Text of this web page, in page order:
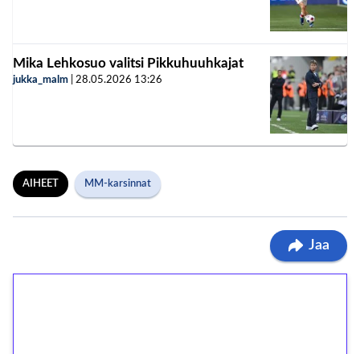
Mika Lehkosuo valitsi Pikkuhuuhkajat
jukka_malm 28.05.2026 13:26
AIHEET MM-karsinnat
Jaa